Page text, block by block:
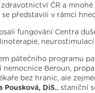
ČR a
se představili v rámci
fungování Centra
pátečního programu
nemocnice Beroun,
bez hranic, ale
Pousková, DiS., staniční